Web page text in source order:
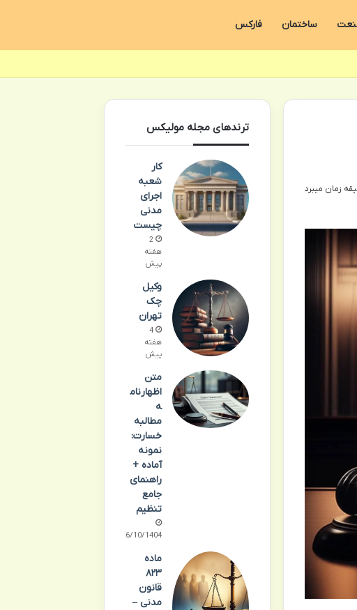
ساختمان فارکس
ترندهای مجله مولیکس
کار
شعبه
اجرای
مدنی
چیست
2
هفته
پیش
وکیل
چک
تهران
4
هفته
پیش
متن
اظهارنام
ه
مطالبه
خسارت:
نمونه
آماده +
راهنمای
جامع
تنظیم
06/10/1404
ماده
۸۲۳
قانون
مدنی –